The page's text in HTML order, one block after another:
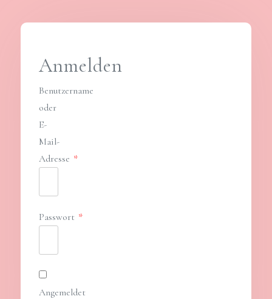
Anmelden
Benutzername
oder
E-
Mail-
Adresse *
Passwort *
Angemeldet